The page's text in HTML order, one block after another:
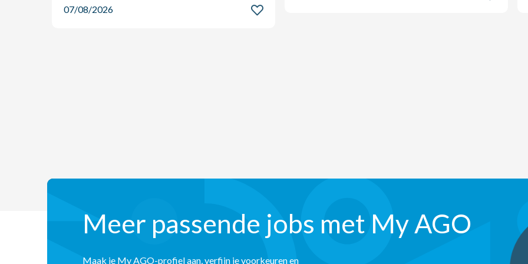
07/08/2026
Meer passende jobs met My AGO
Maak je My AGO-profiel aan, verfijn je voorkeuren en